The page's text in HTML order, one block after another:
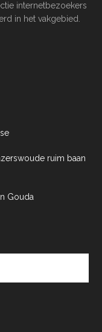
internetbezoekers
in het vakgebied.
ruim baan
Gouda